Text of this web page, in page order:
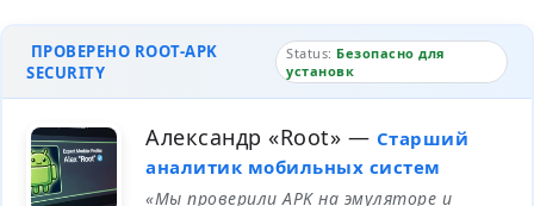
ПРОВЕРЕНО ROOT-APK
SECURITY
Status: Безопасно для
установк
Александр «Root» — Старший
аналитик мобильных систем
«Мы проверили APK на эмуляторе и